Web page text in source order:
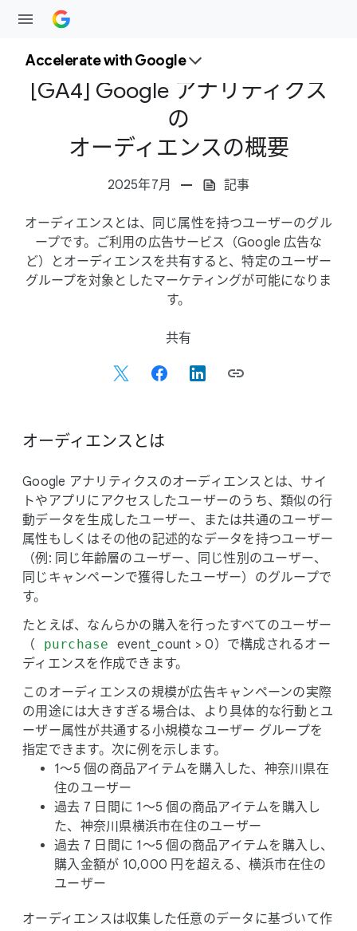
Accelerate with Google
[GA4] Google アナリティクス
の
オーディエンスの​概要
2025年7月 記事
オーディエンスとは、​同じ​属性を​持つユーザーの​グル
ープです。​ご利用の​広告サービス​（Google 広告な
ど）と​オーディエンスを​共有すると、​特定の​ユーザー
グループを​対象とした​マーケティングが​可能に​なりま
す。
l
o
d
u
l
e
共有
オーディエンスとは
Google アナリティクスの​オーディエンスとは、​サイ
トや​アプリに​アクセスした​ユーザーの​うち、​類似の​行
動データを​生成した​ユーザー、​または​共通の​ユーザー
属性も​しくは​その​他の​記述的な​データを​持つユーザー​
（例: 同じ年齢層の​ユーザー、​同じ​性別の​ユーザー、​
同じ​キャンペーンで​獲得した​ユーザー）の​グループで
す。
た​とえば、​なんらかの​購入を​行った​すべての​ユーザー​
（
purchase
event_count > 0）で​構成される​オー
ディエンスを​作成できます。
この​オーディエンスの​規模が​広告キャンペーンの​実際
の​用途には​大きすぎる​場合は、​より​具体的な​行動と​ユ
ーザー属性が​共通する​小規模な​ユーザー グループを​
指定できます。​次に​例を​示します。
1～5 個の​商品アイテムを​購入した、​神奈川県在
住の​ユーザー
過去 7 日間に 1～5 個の​商品アイテムを​購入し
た、​神奈川県横浜市在住の​ユーザー
過去 7 日間に 1～5 個の​商品アイテムを​購入し、​
購入金額が 10,000 円を​超える、​横浜市在住の​
ユーザー
オーディエンスは​収集した​任意の​データに​基づいて​作